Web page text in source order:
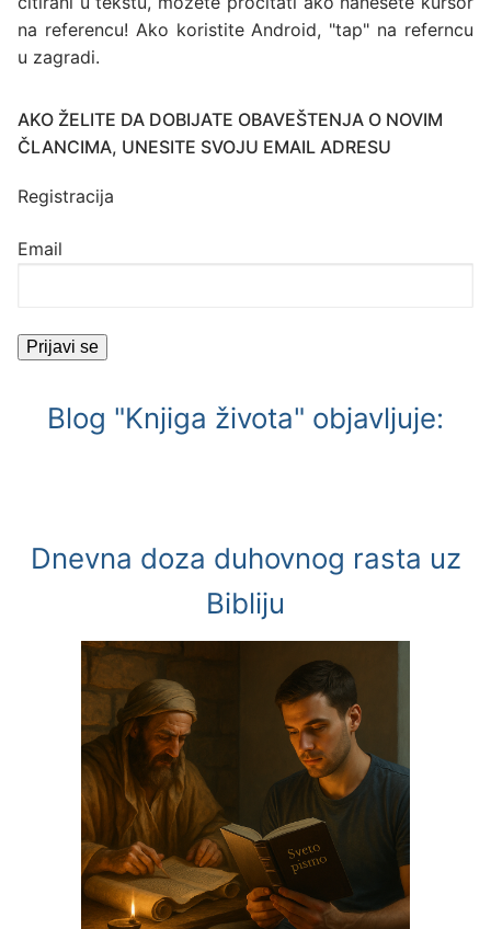
na referencu! Ako koristite Android, "tap" na referncu
u zagradi.
AKO ŽELITE DA DOBIJATE OBAVEŠTENJA O NOVIM
ČLANCIMA, UNESITE SVOJU EMAIL ADRESU
Registracija
Email
Blog "Knjiga života" objavljuje:
Dnevna doza duhovnog rasta uz
Bibliju